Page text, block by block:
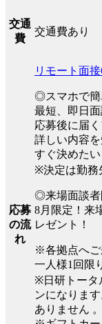
交通
費
交通費あり
応募
の流
れ
リモート面
◎スマホで簡
最短、即日
応募後に届
詳しい内容
すぐ決めた
※決定は勤務
◎来場面談者
8月限定！来
レゼント！
※各拠点へご
一人様1回限
※日研トータ
ンになりま
ありません 。